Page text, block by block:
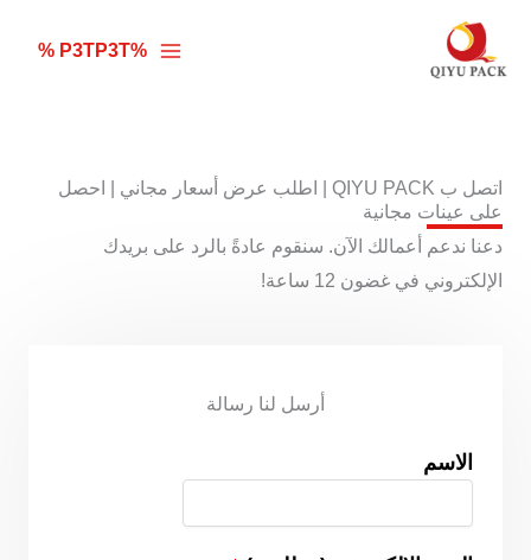
%P3TP3T %
اتصل ب QIYU PACK | اطلب عرض أسعار مجاني | احصل
على عينات مجانية
دعنا ندعم أعمالك الآن. سنقوم عادةً بالرد على بريدك
الإلكتروني في غضون 12 ساعة!
أرسل لنا رسالة
الاسم